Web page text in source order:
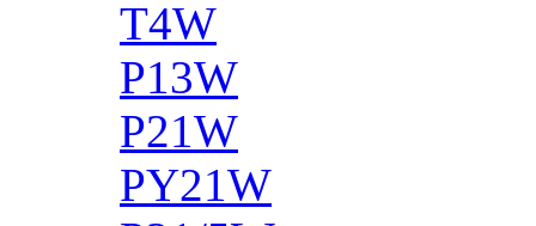
T4W
P13W
P21W
PY21W